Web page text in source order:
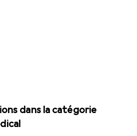
dans la catégorie